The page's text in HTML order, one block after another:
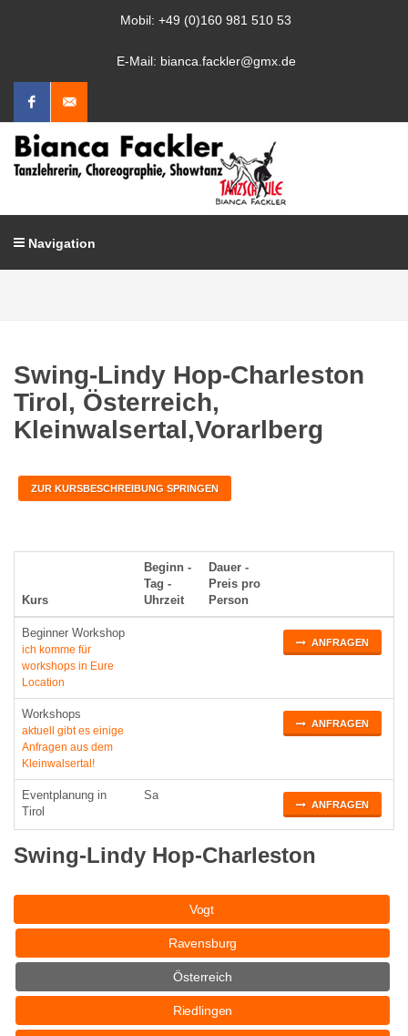
Mobil: +49 (0)160 981 510 53
E-Mail: bianca.fackler@gmx.de
Facebook
Mail
schreiben
Navigation
Swing-Lindy Hop-Charleston
Tirol, Österreich,
Kleinwalsertal,Vorarlberg
ZUR KURSBESCHREIBUNG SPRINGEN
Kurs
Beginn -
Tag -
Uhrzeit
Dauer -
Preis pro
Person
Beginner Workshop
ich komme für
workshops in Eure
Location
ANFRAGEN
Workshops
aktuell gibt es einige
Anfragen aus dem
Kleinwalsertal!
ANFRAGEN
Eventplanung in
Tirol
Sa
ANFRAGEN
Swing-Lindy Hop-Charleston
Vogt
Ravensburg
Österreich
Riedlingen